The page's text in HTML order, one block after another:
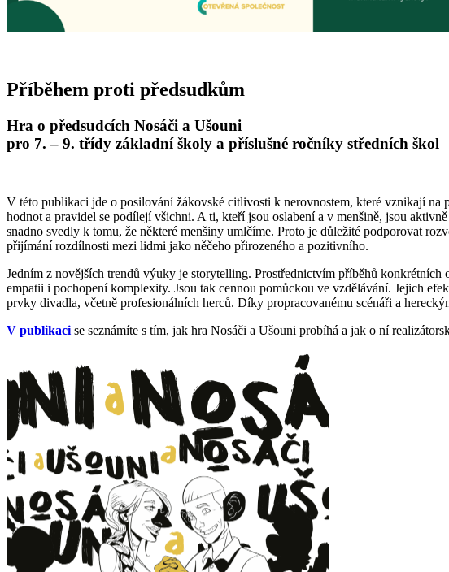
Příběhem proti předsudkům
Hra o předsudcích Nosáči a Ušouni
pro 7. – 9. třídy základní školy a příslušné ročníky středních škol
V této publikaci jde o posilování žákovské citlivosti k nerovnostem, které vznikají na
hodnot a pravidel se podílejí všichni. A ti, kteří jsou oslabení a v menšině, jsou
snadno svedly k tomu, že některé menšiny umlčíme. Proto je důležité podporovat
přijímání rozdílnosti mezi lidmi jako něčeho přirozeného a pozitivního.
Jedním z novějších trendů výuky je storytelling. Prostřednictvím příběhů
empatii i pochopení komplexity. Jsou tak cennou pomůckou ve vzdělávání. Jejich
prvky divadla, včetně profesionálních herců. Díky propracovanému scénáři a
V publikaci se seznámíte s tím, jak hra Nosáči a Ušouni probíhá a jak o ní